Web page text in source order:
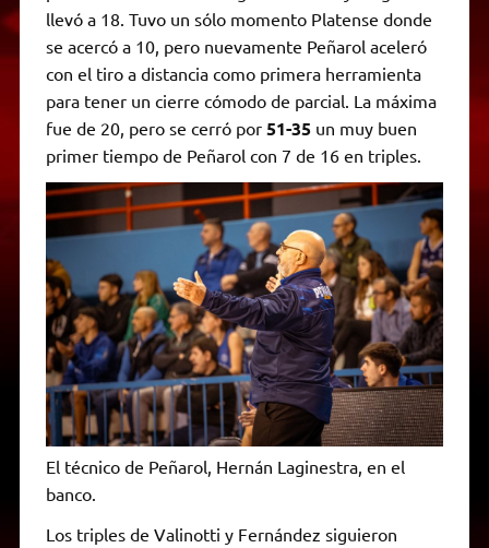
llevó a 18. Tuvo un sólo momento Platense donde
se acercó a 10, pero nuevamente Peñarol aceleró
con el tiro a distancia como primera herramienta
para tener un cierre cómodo de parcial. La máxima
fue de 20, pero se cerró por 51-35un muy buen
primer tiempo de Peñarol con 7 de 16 en triples.
El técnico de Peñarol, Hernán Laginestra, en el
banco.
Los triples de Valinotti y Fernández siguieron